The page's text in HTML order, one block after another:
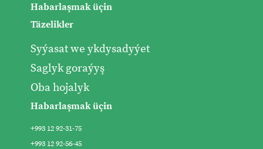
Habarlaşmak üçin
Täzelikler
Syýasat we ykdysadyýet
Saglyk goraýyş
Oba hojalyk
Habarlaşmak üçin
+993 12 92-31-75
+993 12 92-56-45